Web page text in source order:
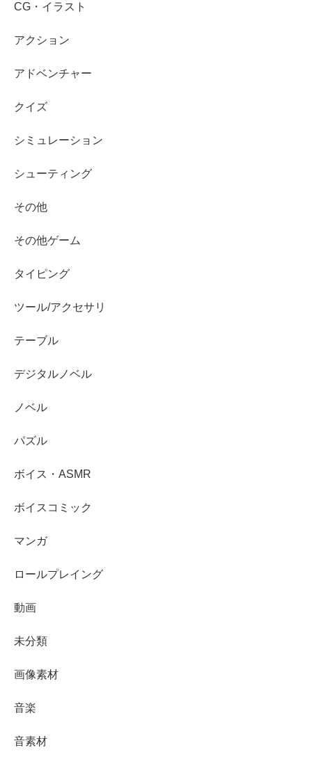
CG・イラスト
アクション
アドベンチャー
クイズ
シミュレーション
シューティング
その他
その他ゲーム
タイピング
ツール/アクセサリ
テーブル
デジタルノベル
ノベル
パズル
ボイス・ASMR
ボイスコミック
マンガ
ロールプレイング
動画
未分類
画像素材
音楽
音素材